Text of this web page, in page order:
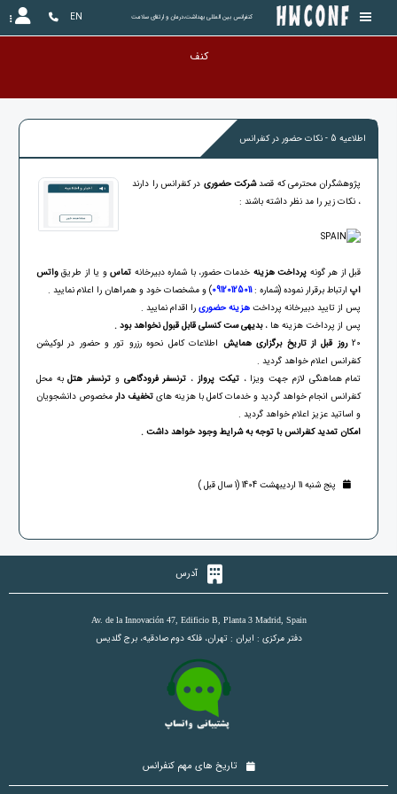
کنفرانس بین المللی بهداشت،درمان و ارتقای سلامت EN
کنفرانس
اطلاعیه 5 - نکات حضور در کنفرانس
پژوهشگران محترمی که قصدشرکت حضوری در کنفرانس را دارند
، نکات زیر را مد نظر داشته باشند :
قبل از هر گونه پرداخت هزینه خدمات حضور، با شماره دبیرخانه تماس و یا از طریقواتس
اپارتباط برقرار نموده (شماره :09120125011) و مشخصات خود و همراهان را اعلام نمایید .
پس از تایید دبیرخانه پرداخت هزینه حضوریرا اقدام نمایید .
پس از پرداخت هزینه ها ،بدیهی ست کنسلی قابل قبول نخواهد بود .
20روز قبل از تاریخ برگزاری همایش اطلاعات کامل نحوه رزرو تور و حضور در لوکیشن
کنفرانس اعلام خواهد گردید .
تمام هماهنگی لازم جهت ویزا ،تیکت پرواز ، ترنسفر فرودگاهی و ترنسفر هتلبه محل
کنفرانس انجام خواهد گردید و خدمات کامل با هزینه هایتخفیف دار مخصوص دانشجویان
و اساتید عزیز اعلام خواهد گردید .
امکان تمدید کنفرانس با توجه به شرایط وجود خواهد داشت .
پنج شنبه 11 اردیبهشت 1404 (1 سال قبل )
آدرس
Av. de la Innovación 47, Edificio B, Planta 3 Madrid, Spain
دفتر مرکزی : ایران : تهران، فلکه دوم صادقیه، برج گلدیس
تاریخ های مهم کنفرانس